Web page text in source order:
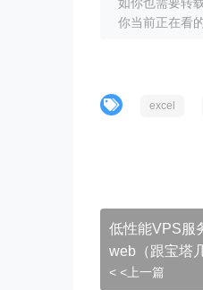
你当前正在看
excel
低性能VPS服
web（跟宝塔
< <上一篇